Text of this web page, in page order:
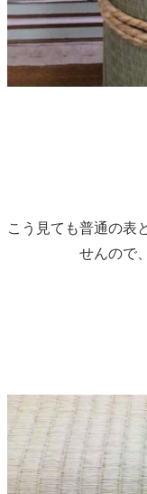
こう見ても普通の表
せんので